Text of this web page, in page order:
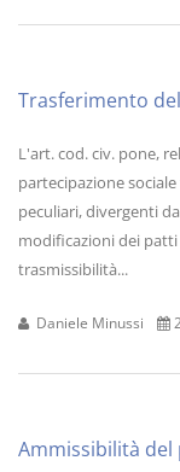
Trasferimento
L'art. cod. civ. pone,
partecipazione
peculiari, divergenti
modificazioni dei
trasmissibilità...
Daniele Minussi
Ammissibilità